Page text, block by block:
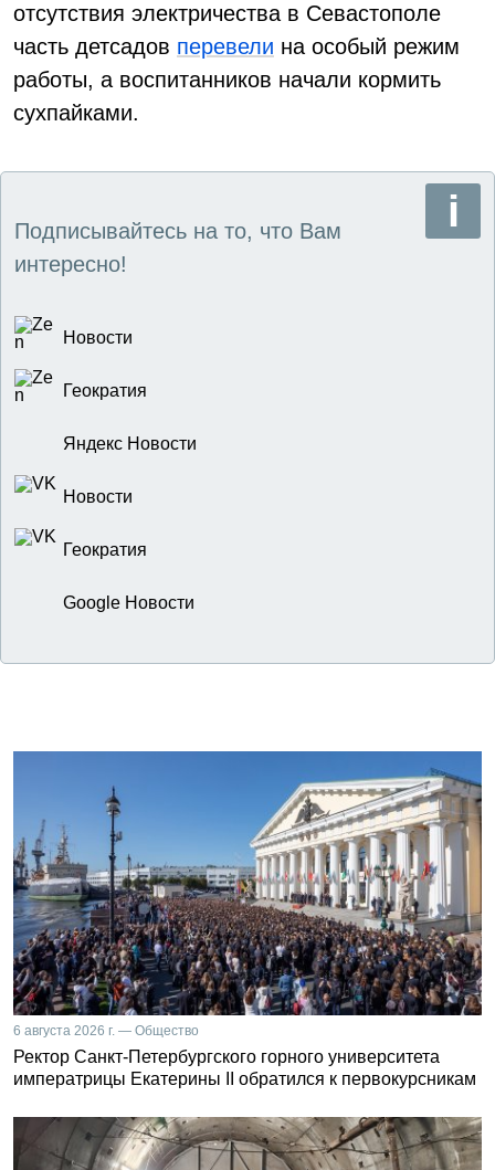
отсутствия электричества в Севастополе
часть детсадов перевели на особый режим
работы, а воспитанников начали кормить
сухпайками.
Подписывайтесь на то, что Вам
интересно!
Новости
Геократия
Яндекс Новости
Новости
Геократия
Google Новости
6 августа 2026 г. — Общество
Ректор Санкт-Петербургского горного университета
императрицы Екатерины II обратился к первокурсникам